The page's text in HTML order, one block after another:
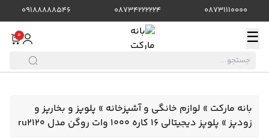
08731110000
08734222224
09188888546
☰
0
بانه مارکت » لوازم خانگی و آشپزخانه » پلوپز و بخارپز و
زودپز» پلوپز دیجیتالی 16 کاره 1000 وات روگن مدل ru2120